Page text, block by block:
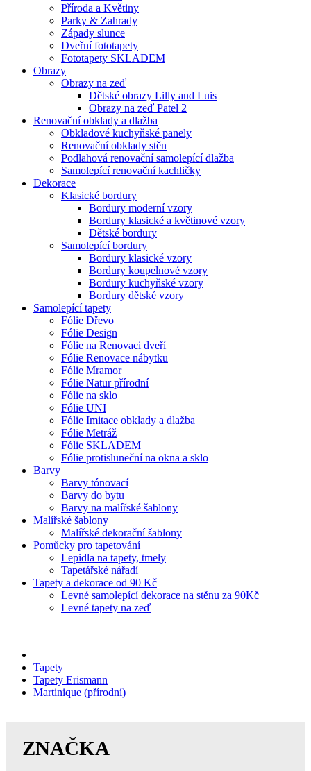
Příroda a Květiny
Parky & Zahrady
Západy slunce
Dveřní fototapety
Fototapety SKLADEM
Obrazy
Obrazy na zeď
Dětské obrazy Lilly and Luis
Obrazy na zeď Patel 2
Renovační obklady a dlažba
Obkladové kuchyňské panely
Renovační obklady stěn
Podlahová renovační samolepící dlažba
Samolepící renovační kachličky
Dekorace
Klasické bordury
Bordury moderní vzory
Bordury klasické a květinové vzory
Dětské bordury
Samolepící bordury
Bordury klasické vzory
Bordury koupelnové vzory
Bordury kuchyňské vzory
Bordury dětské vzory
Samolepící tapety
Fólie Dřevo
Fólie Design
Fólie na Renovaci dveří
Fólie Renovace nábytku
Fólie Mramor
Fólie Natur přírodní
Fólie na sklo
Fólie UNI
Fólie Imitace obklady a dlažba
Fólie Metráž
Fólie SKLADEM
Fólie protisluneční na okna a sklo
Barvy
Barvy tónovací
Barvy do bytu
Barvy na malířské šablony
Malířské šablony
Malířské dekorační šablony
Pomůcky pro tapetování
Lepidla na tapety, tmely
Tapetářské nářadí
Tapety a dekorace od 90 Kč
Levné samolepící dekorace na stěnu za 90Kč
Levné tapety na zeď
Tapety
Tapety Erismann
Martinique (přírodní)
ZNAČKA